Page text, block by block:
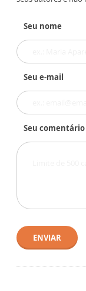
Seu nome
Seu e-mail
Seu comentário
ENVIAR